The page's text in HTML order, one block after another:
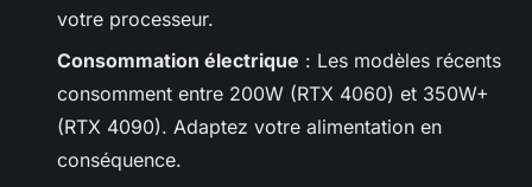
votre processeur.
Consommation électrique : Les modèles récents
consomment entre 200W (RTX 4060) et 350W+
(RTX 4090). Adaptez votre alimentation en
conséquence.